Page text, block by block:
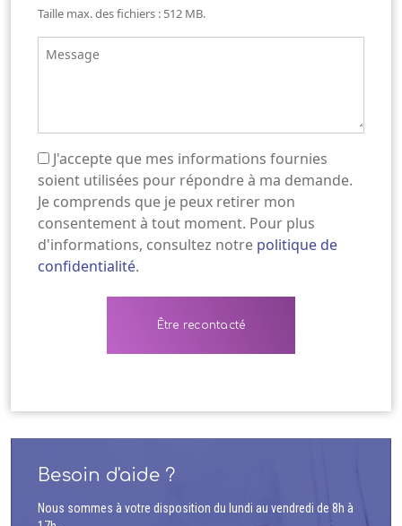
Taille max. des fichiers : 512 MB.
Message
(Nécessaire)
J'accepte que mes informations fournies
soient utilisées pour répondre à ma demande.
Je comprends que je peux retirer mon
consentement à tout moment. Pour plus
d'informations, consultez notre politique de
confidentialité.
Besoin d'aide ?
Nous sommes à votre disposition du lundi au vendredi de 8h à